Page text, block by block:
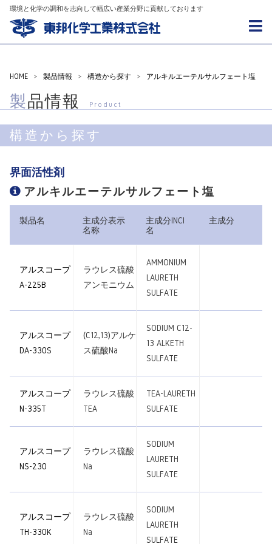
環境と化学の調和を志向して幅広い産業分野に貢献しております
HOME > 製品情報 > 構造から探す > アルキルエーテルサルフェート塩
製品情報 Product
構造から探す
界面活性剤
アルキルエーテルサルフェート塩
製品名
主成分表示
名称
主成分INCI
名
主成分
アルスコープ
A-225B
ラウレス硫酸
アンモニウム
AMMONIUM
LAURETH
SULFATE
アルスコープ
DA-330S
(C12,13)アルケ
ス硫酸Na
SODIUM C12-
13 ALKETH
SULFATE
アルスコープ
N-335T
ラウレス硫酸
TEA
TEA-LAURETH
SULFATE
アルスコープ
NS-230
ラウレス硫酸
Na
SODIUM
LAURETH
SULFATE
アルスコープ
TH-330K
ラウレス硫酸
Na
SODIUM
LAURETH
SULFATE